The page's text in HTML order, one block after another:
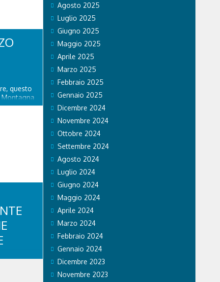
questo
al
il
radio
Agosto 2025
Luglio 2025
Giugno 2025
Maggio 2025
Aprile 2025
Marzo 2025
Febbraio 2025
Gennaio 2025
Dicembre 2024
Novembre 2024
Ottobre 2024
Settembre 2024
Agosto 2024
Luglio 2024
Giugno 2024
Maggio 2024
Aprile 2024
Marzo 2024
Febbraio 2024
Gennaio 2024
Dicembre 2023
Novembre 2023